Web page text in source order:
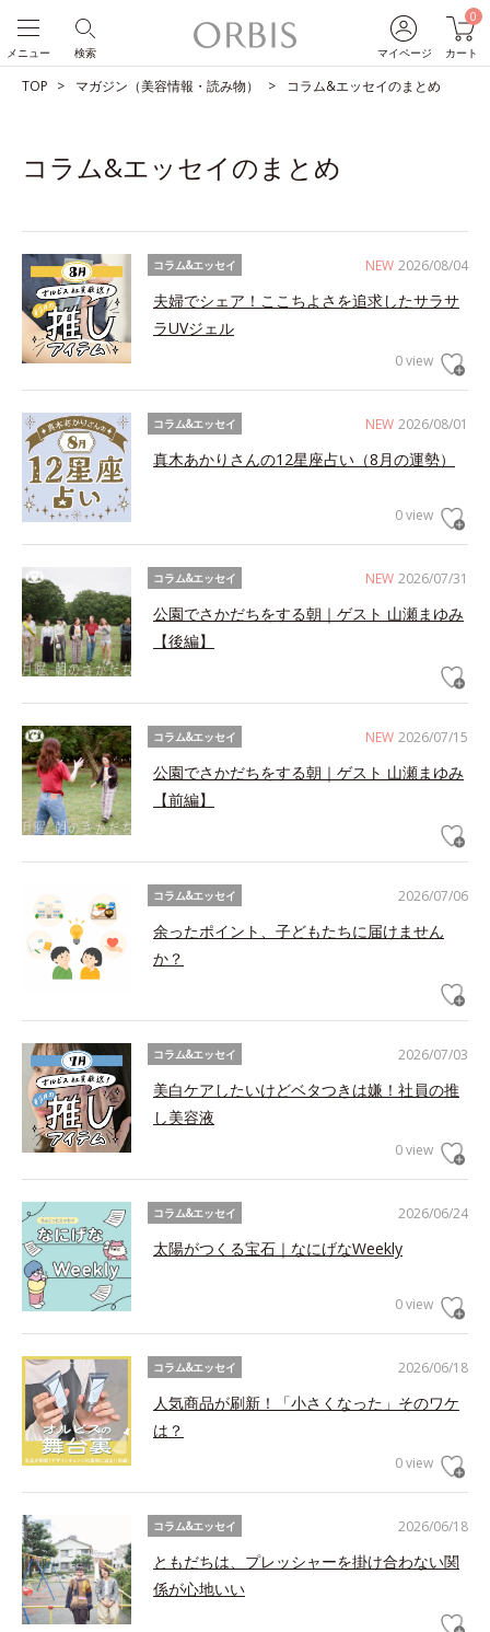
マイページ
0
カート
検索
メニュー
TOP マガジン（美容情報・読み物） コラム&エッセイのまとめ
コラム&エッセイのまとめ
NEW 2026/08/04
コラム&エッセイ
夫婦でシェア！ここちよさを追求したサラサ
ラUVジェル
0 view
NEW 2026/08/01
コラム&エッセイ
真木あかりさんの12星座占い（8月の運勢）
0 view
NEW 2026/07/31
コラム&エッセイ
公園でさかだちをする朝｜ゲスト 山瀬まゆみ
【後編】
NEW 2026/07/15
コラム&エッセイ
公園でさかだちをする朝｜ゲスト 山瀬まゆみ
【前編】
2026/07/06
コラム&エッセイ
余ったポイント、子どもたちに届けません
か？
2026/07/03
コラム&エッセイ
美白ケアしたいけどベタつきは嫌！社員の推
し美容液
0 view
2026/06/24
コラム&エッセイ
太陽がつくる宝石｜なにげなWeekly
0 view
2026/06/18
コラム&エッセイ
人気商品が刷新！「小さくなった」そのワケ
は？
0 view
2026/06/18
コラム&エッセイ
ともだちは、プレッシャーを掛け合わない関
係が心地いい